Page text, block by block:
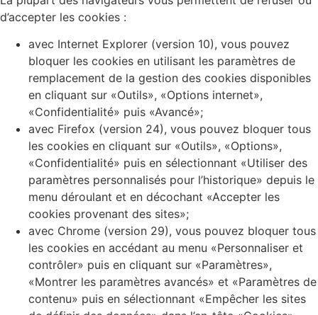
d’accepter les cookies :
avec Internet Explorer (version 10), vous pouvez
bloquer les cookies en utilisant les paramètres de
remplacement de la gestion des cookies disponibles
en cliquant sur «Outils», «Options internet»,
«Confidentialité» puis «Avancé»;
avec Firefox (version 24), vous pouvez bloquer tous
les cookies en cliquant sur «Outils», «Options»,
«Confidentialité» puis en sélectionnant «Utiliser des
paramètres personnalisés pour l’historique» depuis le
menu déroulant et en décochant «Accepter les
cookies provenant des sites»;
avec Chrome (version 29), vous pouvez bloquer tous
les cookies en accédant au menu «Personnaliser et
contrôler» puis en cliquant sur «Paramètres»,
«Montrer les paramètres avancés» et «Paramètres de
contenu» puis en sélectionnant «Empêcher les sites